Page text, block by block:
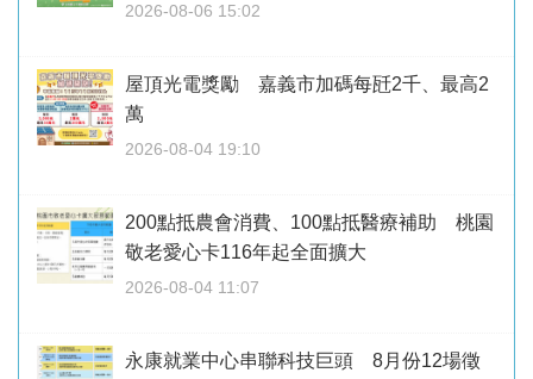
2026-08-06 15:02
屋頂光電獎勵 嘉義市加碼每瓩2千、最高2
萬
2026-08-04 19:10
200點抵農會消費、100點抵醫療補助 桃園
敬老愛心卡116年起全面擴大
2026-08-04 11:07
永康就業中心串聯科技巨頭 8月份12場徵